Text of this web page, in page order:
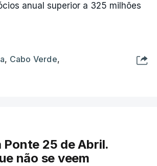
anual superior a 325 milhões
, Cabo Verde,
Ponte 25 de Abril.
não se veem